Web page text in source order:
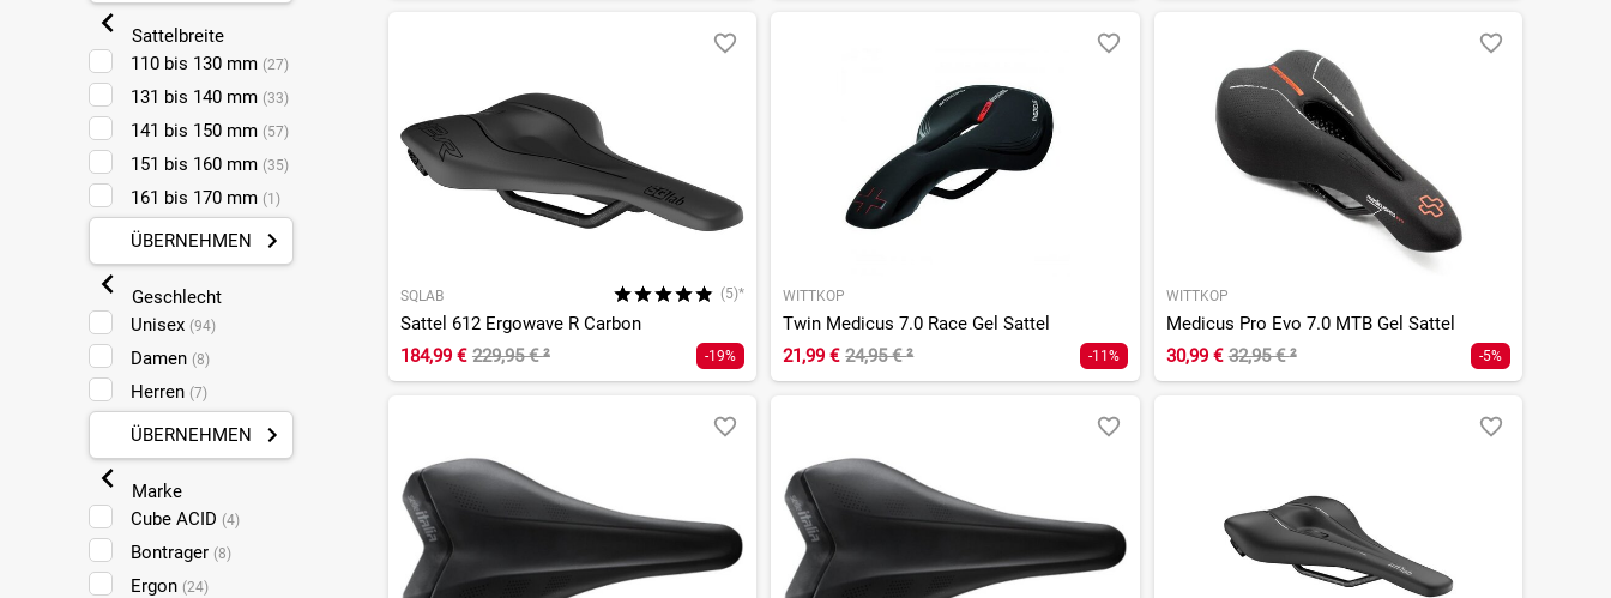
Sattelbreite
110 bis 130 mm (27)
131 bis 140 mm (33)
141 bis 150 mm (57)
151 bis 160 mm (35)
161 bis 170 mm (1)
ÜBERNEHMEN
Geschlecht
Unisex (94)
Damen (8)
Herren (7)
ÜBERNEHMEN
Marke
Cube ACID (4)
Bontrager (8)
Ergon (24)
SQLAB (5)*
Sattel 612 Ergowave R Carbon
184,99 € 229,95 €² -19%
WITTKOP
Twin Medicus 7.0 Race Gel Sattel
21,99 € 24,95 €² -11%
WITTKOP
Medicus Pro Evo 7.0 MTB Gel Sattel
30,99 € 32,95 €² -5%